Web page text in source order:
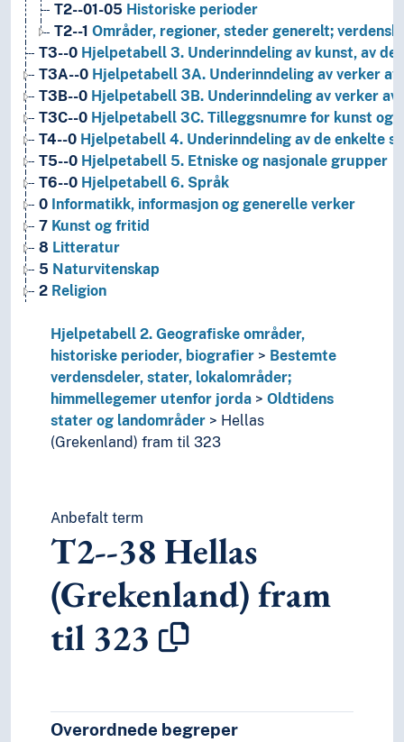
T2--01-05 Historiske perioder
T2--1 Områder, regioner, steder generelt;
T3--0 Hjelpetabell 3. Underinndeling av kunst, av
T3A--0 Hjelpetabell 3A. Underinndeling av verker
T3B--0 Hjelpetabell 3B. Underinndeling av verker
T3C--0 Hjelpetabell 3C. Tilleggsnumre for kunst og
T4--0 Hjelpetabell 4. Underinndeling av de enkelte
T5--0 Hjelpetabell 5. Etniske og nasjonale grupper
T6--0 Hjelpetabell 6. Språk
0 Informatikk, informasjon og generelle verker
7 Kunst og fritid
8 Litteratur
5 Naturvitenskap
2 Religion
Språk
Teknologi
Hjelpetabell 2. Geografiske områder,
historiske perioder, biografier
Bestemte
verdensdeler, stater, lokalområder;
himmellegemer utenfor jorda
Oldtidens
stater og landområder
Hellas
(Grekenland) fram til 323
Anbefalt term
T2--38Hellas
(Grekenland) fram
til 323
Overordnede begreper